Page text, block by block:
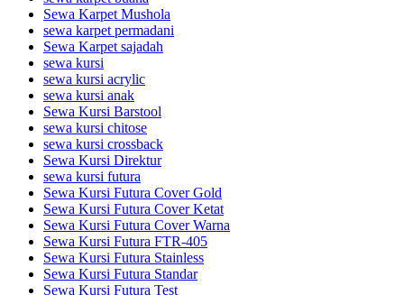
Sewa Karpet Mushola
sewa karpet permadani
Sewa Karpet sajadah
sewa kursi
sewa kursi acrylic
sewa kursi anak
Sewa Kursi Barstool
sewa kursi chitose
sewa kursi crossback
Sewa Kursi Direktur
sewa kursi futura
Sewa Kursi Futura Cover Gold
Sewa Kursi Futura Cover Ketat
Sewa Kursi Futura Cover Warna
Sewa Kursi Futura FTR-405
Sewa Kursi Futura Stainless
Sewa Kursi Futura Standar
Sewa Kursi Futura Test